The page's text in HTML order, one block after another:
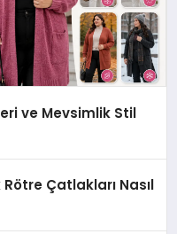
ve Mevsimlik Stil
Çatlakları Nasıl